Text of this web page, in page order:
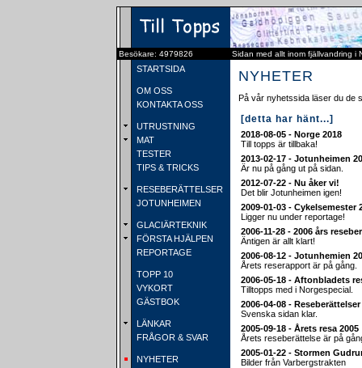
Besökare: 4979826 Sidan med allt inom fjällvandring i
STARTSIDA
OM OSS
KONTAKTA OSS
UTRUSTNING
MAT
TESTER
TIPS & TRICKS
RESEBERÄTTELSER
JOTUNHEIMEN
GLACIÄRTEKNIK
FÖRSTA HJÄLPEN
REPORTAGE
TOPP 10
VYKORT
GÄSTBOK
LÄNKAR
FRÅGOR & SVAR
NYHETER
NYHETER
På vår nyhetssida läser du de
[detta har hänt...]
2018-08-05 - Norge 2018
Till topps är tillbaka!
2013-02-17 - Jotunheimen
Är nu på gång ut på sidan.
2012-07-22 - Nu åker vi!
Det blir Jotunheimen igen!
2009-01-03 - Cykelsemester
Ligger nu under reportage!
2006-11-28 - 2006 års
Äntigen är allt klart!
2006-08-12 - Jotunhemien
Årets reserapport är på gång.
2006-05-18 - Aftonbladets
Tilltopps med i Norgespecial.
2006-04-08 -
Svenska sidan klar.
2005-09-18 - Årets resa 2005
Årets reseberättelse är på
2005-01-22 - Stormen
Bilder från Varbergstrakten